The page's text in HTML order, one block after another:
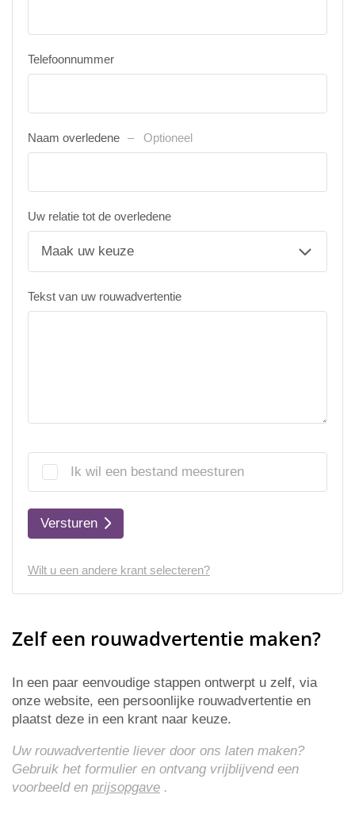
Telefoonnummer
Naam overledene Optioneel
Uw relatie tot de overledene
Tekst van uw rouwadvertentie
Ik wil een bestand meesturen
Versturen
Wilt u een andere krant selecteren?
Zelf een rouwadvertentie maken?
In een paar eenvoudige stappen ontwerpt u zelf, via
onze website, een persoonlijke rouwadvertentie en
plaatst deze in een krant naar keuze.
Uw rouwadvertentie liever door ons laten maken?
Gebruik het formulier en ontvang vrijblijvend een
voorbeeld en prijsopgave .